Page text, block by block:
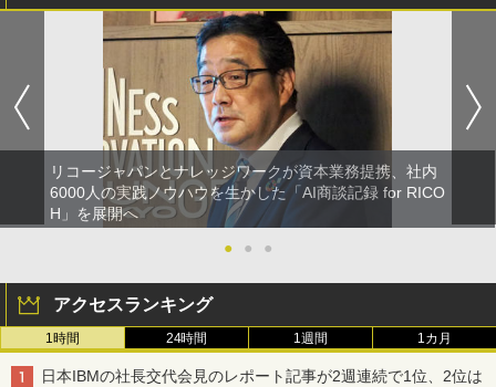
リコージャパンとナレッジワークが資本業務提携、社内
6000人の実践ノウハウを生かした「AI商談記録 for RICO
H」を展開へ
●
● ●
アクセスランキング
1時間 24時間 1週間 1カ月
日本IBMの社長交代会見のレポート記事が2週連続で1位、2位は